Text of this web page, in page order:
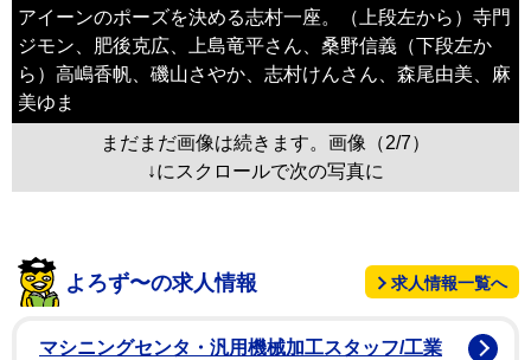
アイーンのポーズを決める志村一座。（上段左から）寺門
ジモン、肥後克広、上島竜平さん、桑野信義（下段左か
ら）高嶋香帆、磯山さやか、志村けんさん、森尾由美、麻
美ゆま
まだまだ画像は続きます。画像（2/7）
↓にスクロールで次の写真に
よろず〜の求人情報 求人情報一覧へ
マシニングセンタ・汎用機械加工スタッフ/工業